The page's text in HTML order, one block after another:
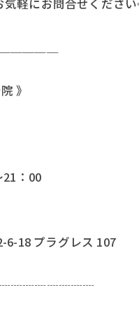
》
21：00
6-18 プラグレス 107